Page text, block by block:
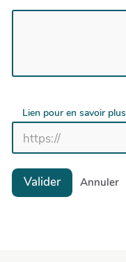
Lien pour en savoir plus
Valider Annuler